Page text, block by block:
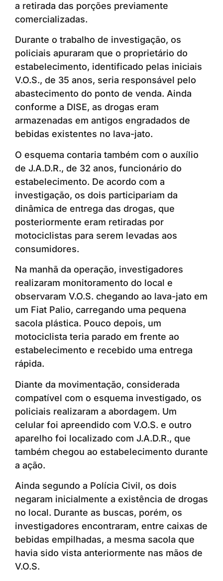
a retirada das porções previamente
comercializadas.
Durante o trabalho de investigação, os
policiais apuraram que o proprietário do
estabelecimento, identificado pelas iniciais
V.O.S., de 35 anos, seria responsável pelo
abastecimento do ponto de venda. Ainda
conforme a DISE, as drogas eram
armazenadas em antigos engradados de
bebidas existentes no lava-jato.
O esquema contaria também com o auxílio
de J.A.D.R., de 32 anos, funcionário do
estabelecimento. De acordo com a
investigação, os dois participariam da
dinâmica de entrega das drogas, que
posteriormente eram retiradas por
motociclistas para serem levadas aos
consumidores.
Na manhã da operação, investigadores
realizaram monitoramento do local e
observaram V.O.S. chegando ao lava-jato em
um Fiat Palio, carregando uma pequena
sacola plástica. Pouco depois, um
motociclista teria parado em frente ao
estabelecimento e recebido uma entrega
rápida.
Diante da movimentação, considerada
compatível com o esquema investigado, os
policiais realizaram a abordagem. Um
celular foi apreendido com V.O.S. e outro
aparelho foi localizado com J.A.D.R., que
também chegou ao estabelecimento durante
a ação.
Ainda segundo a Polícia Civil, os dois
negaram inicialmente a existência de drogas
no local. Durante as buscas, porém, os
investigadores encontraram, entre caixas de
bebidas empilhadas, a mesma sacola que
havia sido vista anteriormente nas mãos de
V.O.S.